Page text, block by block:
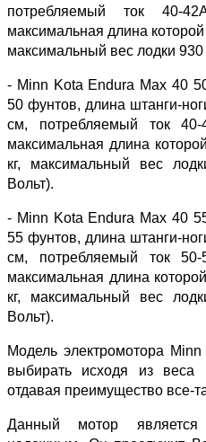
потребляемый ток 40-
максимальная длина
максимальный вес лодки 930
- Minn Kota Endura Max 40
50 фунтов, длина штанги-
см, потребляемый ток
максимальная длина
кг, максимальный вес
Вольт).
- Minn Kota Endura Max 40
55 фунтов, длина штанги-
см, потребляемый ток
максимальная длина
кг, максимальный вес
Вольт).
Модель электромотора
выбирать исходя из
отдавая преимущество все-
Данный мотор